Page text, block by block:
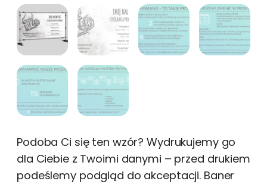
Podoba Ci się ten wzór? Wydrukujemy go
dla Ciebie z Twoimi danymi – przed drukiem
podeślemy podgląd do akceptacji. Baner